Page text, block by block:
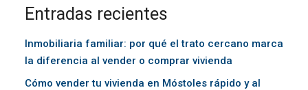
Entradas recientes
Inmobiliaria familiar: por qué el trato cercano marca
la diferencia al vender o comprar vivienda
Cómo vender tu vivienda en Móstoles rápido y al